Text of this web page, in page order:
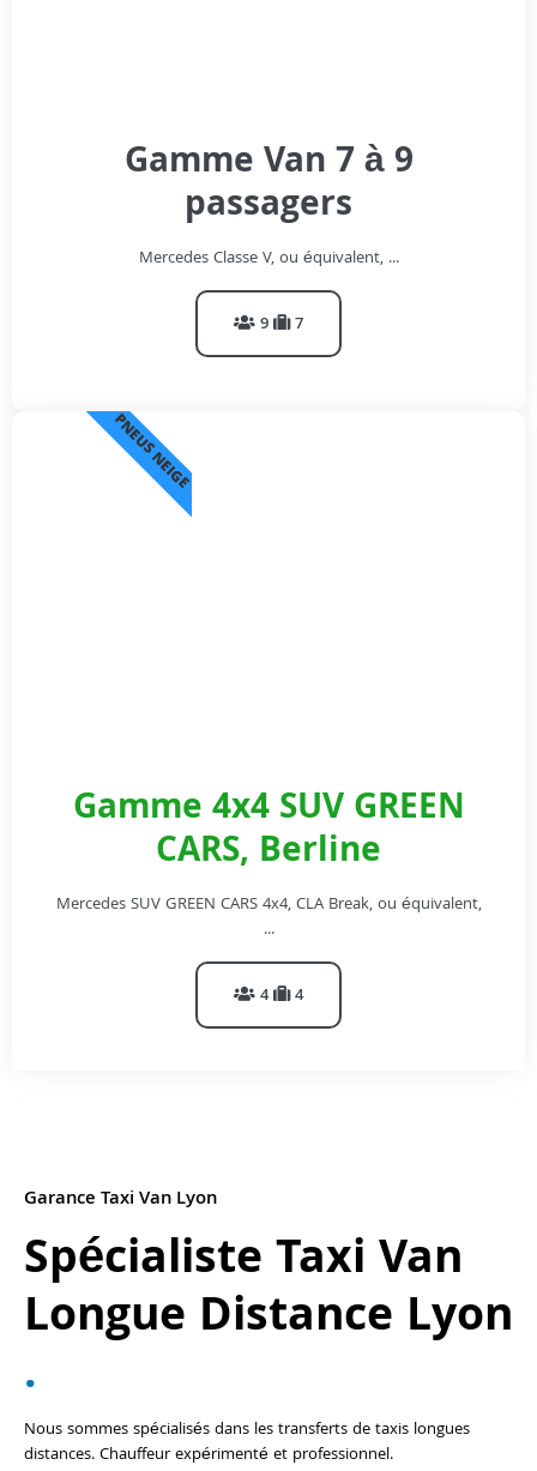
Gamme Van 7 à 9
passagers
Mercedes Classe V, ou équivalent, ...
9 7
Gamme 4x4 SUV GREEN
CARS, Berline
Mercedes SUV GREEN CARS 4x4, CLA Break, ou équivalent,
...
4 4
PNEUS NEIGE
Garance Taxi Van Lyon
Spécialiste Taxi Van
Longue Distance Lyon
.
Nous sommes spécialisés dans les transferts de taxis longues
distances. Chauffeur expérimenté et professionnel.